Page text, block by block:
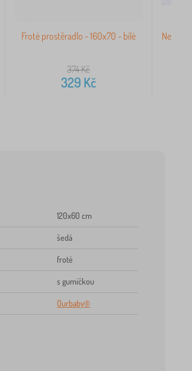
Froté prostěradlo - 160x70 - bílé
374Kč
329 Kč
120x60 cm
šedá
froté
s gumičkou
Ourbaby®